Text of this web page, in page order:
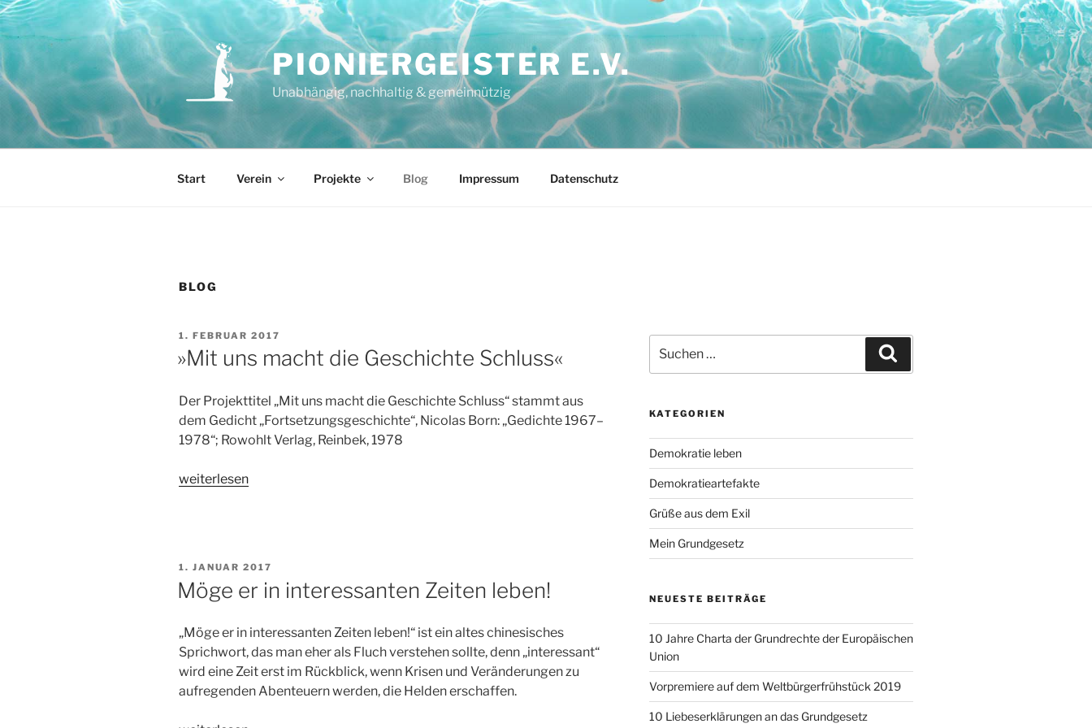
Zum
Inhalt
springen
PIONIERGEISTER E.V.
Unabhängig, nachhaltig & gemeinnützig
Start Verein Projekte Blog Impressum Datenschutz
BLOG
VERÖFFENTLICHT
AM
1. FEBRUAR 2017
»Mit uns macht die Geschichte Schluss«
Der Projekttitel „Mit uns macht die Geschichte Schluss“ stammt aus
dem Gedicht „Fortsetzungsgeschichte“, Nicolas Born: „Gedichte 1967–
1978“; Rowohlt Verlag, Reinbek, 1978
„»Mit
Schluss«“
weiterlesen
VERÖFFENTLICHT
1. JANUAR 2017
Möge er in interessanten Zeiten leben!
„Möge er in interessanten Zeiten leben!“ ist ein altes chinesisches
Sprichwort, das man eher als Fluch verstehen sollte, denn „interessant“
wird eine Zeit erst im Rückblick, wenn Krisen und Veränderungen zu
aufregenden Abenteuern werden, die Helden erschaffen.
nach:
KATEGORIEN
Demokratie leben
Demokratieartefakte
Grüße aus dem Exil
Mein Grundgesetz
NEUESTE BEITRÄGE
10 Jahre Charta der Grundrechte der Europäischen
Union
Vorpremiere auf dem Weltbürgerfrühstück 2019
10 Liebeserklärungen an das Grundgesetz